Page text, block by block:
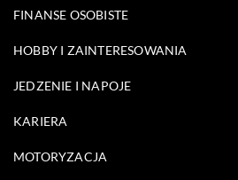
FINANSE OSOBISTE
HOBBY I ZAINTERESOWANIA
JEDZENIE I NAPOJE
KARIERA
MOTORYZACJA